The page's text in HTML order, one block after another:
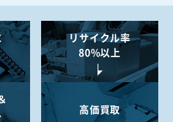
リサイクル率
80%以上
高価買取